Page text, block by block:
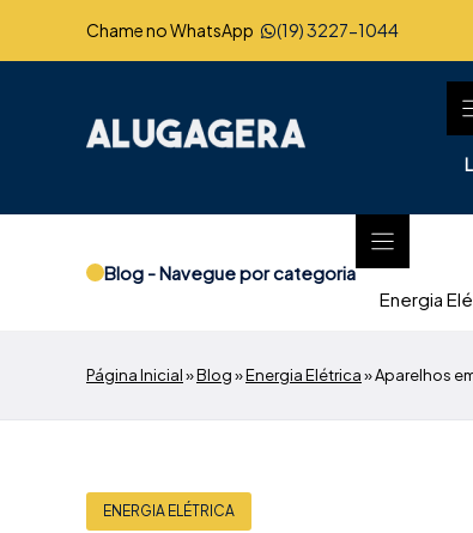
Chame no WhatsApp (19) 3227-1044
Blog - Navegue por categoria
Energia
Página Inicial»Blog»Energia Elétrica»Aparelhos
ENERGIA ELÉTRICA